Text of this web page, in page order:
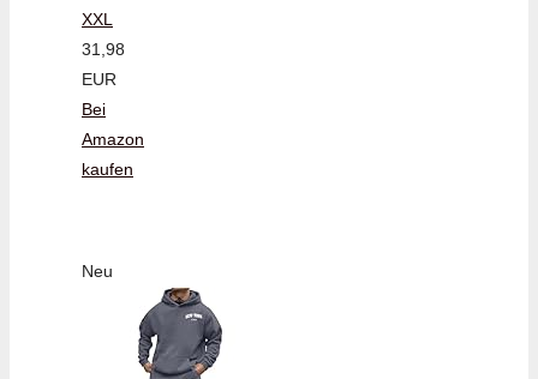
XXL
31,98
EUR
Bei
Amazon
kaufen
Neu